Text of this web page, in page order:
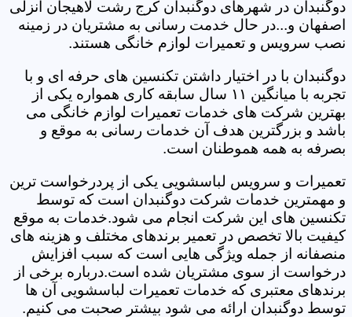
دوگنبدان در شهرهای دوگنبدان کرج رشت لاهیجان انزلی
اصفهان و...در حال خدمت رسانی به مشتریان در زمینه
نصب سرویس و تعمیرات لوازم خانگی هستند.
دوگنبدان با در اختیار داشتن تکنسین های حرفه ای و با
تجربه با میانگین ۱۱ سال سابقه کاری همواره یکی از
بهترین شرکت های خدمات تعمیرات لوازم خانگی می
باشد و بزرگترین هدف آن خدمات رسانی به موقع و
بصرفه به همه هموطنان است.
تعمیرات و سرویس لباسشویی یکی از پردرخواست ترین
و مهمترین خدمات شرکت دوگنبدان است که توسط
تکنسین های این شرکت انجام می شود.خدمات به موقع
کیفیت بالا تخصص در تعمیر برندهای مختلف و هزینه های
منصفانه از جمله ویژگی هایی است که سبب افزایش
درخواست از سوی مشتریان شده است.درباره برخی از
برندهای معتبری که خدمات تعمیرات لباسشویی آن ها
توسط دوگنبدان ارائه می شود بیشتر صحبت می کنیم.